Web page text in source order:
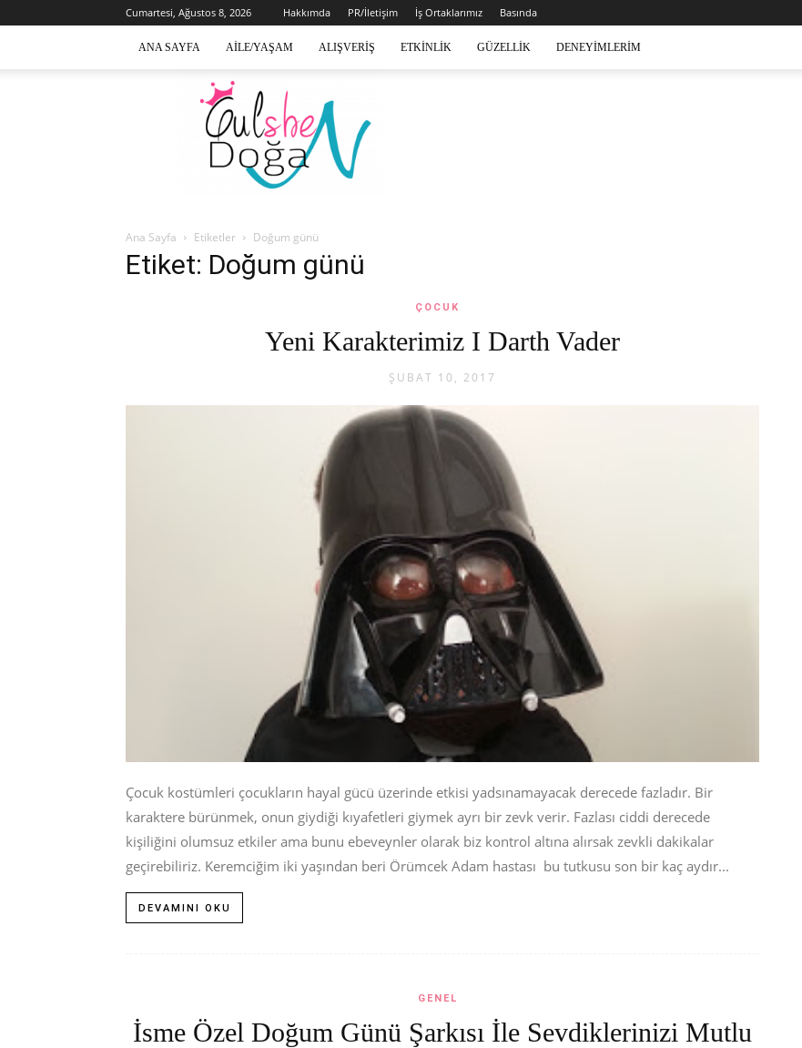
Cumartesi, Ağustos 8, 2026 Hakkımda PR/İletişim İş Ortaklarımız Basında
ANA SAYFA AILE/YAŞAM ALIŞVERIŞ ETKINLIK GÜZELLIK DENEYIMLERIM
Gülsen
Doğan
Ana Sayfa Etiketler Doğum günü
Etiket: Doğum günü
ÇOCUK
Yeni Karakterimiz I Darth Vader
ŞUBAT 10, 2017
Çocuk kostümleri çocukların hayal gücü üzerinde etkisi yadsınamayacak derecede fazladır. Bir
karaktere bürünmek, onun giydiği kıyafetleri giymek ayrı bir zevk verir. Fazlası ciddi derecede
kişiliğini olumsuz etkiler ama bunu ebeveynler olarak biz kontrol altına alırsak zevkli dakikalar
geçirebiliriz. Keremciğim iki yaşından beri Örümcek Adam hastası bu tutkusu son bir kaç aydır...
DEVAMINI OKU
GENEL
İsme Özel Doğum Günü Şarkısı İle Sevdiklerinizi Mutlu